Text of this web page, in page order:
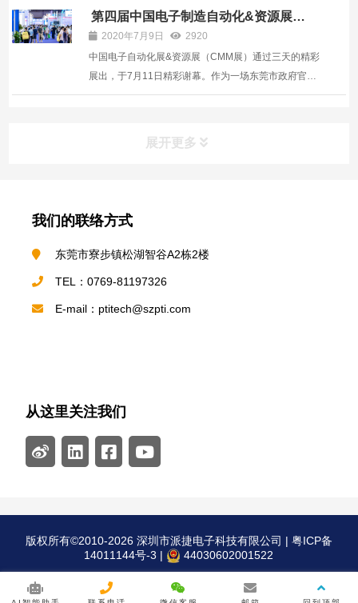
实、节卡机器人等42位企业家及代表参与了本次活动。
会议开始由深圳市电子装备产业协会专职副会长、深圳
市智能装...
第四届中国电子制造自动化&资源展
(CMM)精彩谢幕
2020年7月9日
2920
中国电子自动化展&资源展（CMM展）通过三天的精彩
展出，于7月11日精彩谢幕。作为一场东莞市政府官网
公开打call的行业盛世，CMM展不仅仅是为参展企业提
展开更多
我们的联络方式
东莞市寮步镇松湖智谷A2栋2楼
TEL：0769-81197326
E-mail：ptitech@szpti.com
从这里关注我们
版权所有©2010-2026 深圳市派捷电子科技有限公司 | 粤ICP备
14011144号-3 | 44030602001522